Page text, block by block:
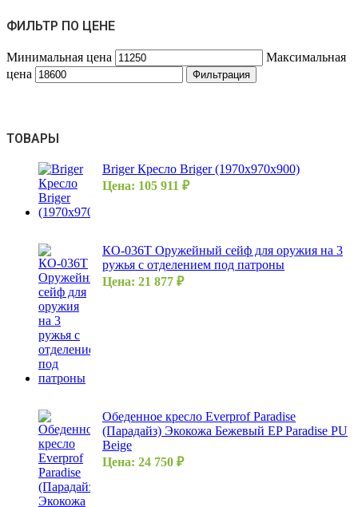
ФИЛЬТР ПО ЦЕНЕ
Минимальная цена
Максимальная
цена
Фильтрация
ТОВАРЫ
Briger Кресло Briger (1970х970х900)
Цена: 105 911 ₽
КО-036Т Оружейный сейф для оружия на 3
ружья с отделением под патроны
Цена: 21 877 ₽
Обеденное кресло Everprof Paradise
(Парадайз) Экокожа Бежевый EP Paradise PU
Beige
Цена: 24 750 ₽